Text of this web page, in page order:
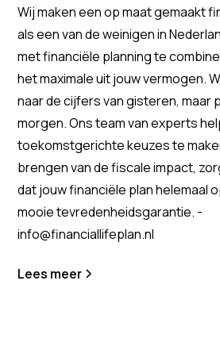
Wij maken een op maat gemaakt
als een van de weinigen in
met financiële planning te
het maximale uit jouw vermogen.
naar de cijfers van gisteren, maar
morgen. Ons team van experts
toekomstgerichte keuzes te
brengen van de fiscale impact,
dat jouw financiële plan helemaal
mooie tevredenheidsgarantie. -
info@financiallifeplan.nl
Lees meer